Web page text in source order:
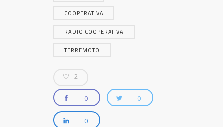
COOPERATIVA
RADIO COOPERATIVA
TERREMOTO
2
0 0
0